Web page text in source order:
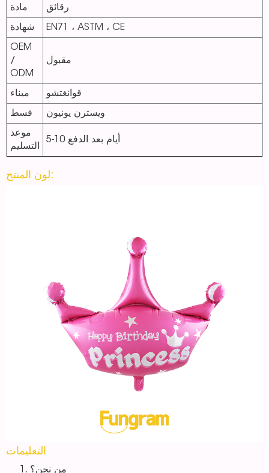
مادة رقائق
شهادة EN71 ، ASTM ، CE
OEM
/
ODM
مقبول
ميناء قوانغتشو
قسط ويسترن يونيون
موعد
التسليم
5-10 أيام بعد الدفع
لون المنتج:
التعليمات
من نحن؟